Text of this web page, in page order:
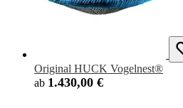
Original HUCK Vogelnest®
ab 1.430,00 €